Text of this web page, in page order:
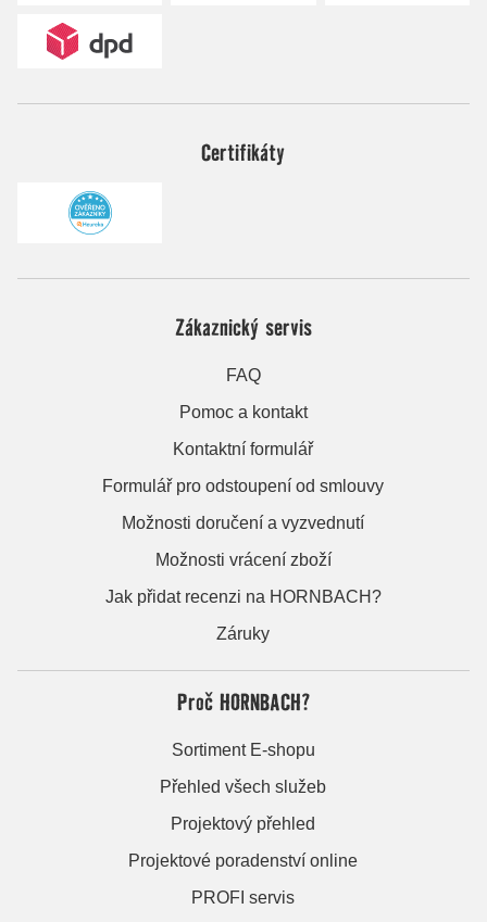
Certifikáty
Zákaznický servis
FAQ
Pomoc a kontakt
Kontaktní formulář
Formulář pro odstoupení od smlouvy
Možnosti doručení a vyzvednutí
Možnosti vrácení zboží
Jak přidat recenzi na HORNBACH?
Záruky
Proč HORNBACH?
Sortiment E-shopu
Přehled všech služeb
Projektový přehled
Projektové poradenství online
PROFI servis